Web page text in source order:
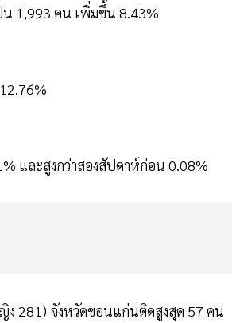
1,993 คน เพิ่มขึ้น 8.43%
และสูงกว่าสองสัปดาห์ก่อน 0.08%
ง 281) จังหวัดขอนแก่นติดสูงสุด 57 คน